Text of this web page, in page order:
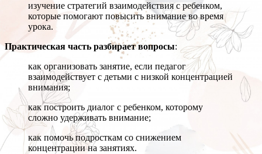
изучение стратегий взаимодействия с ребенком,
которые помогают повысить внимание во время
урока.
Практическая часть разбирает вопросы:
как организовать занятие, если педагог
взаимодействует с детьми с низкой концентрацией
внимания;
как построить диалог с ребенком, которому
сложно удерживать внимание;
как помочь подросткам со снижением
концентрации на занятиях.